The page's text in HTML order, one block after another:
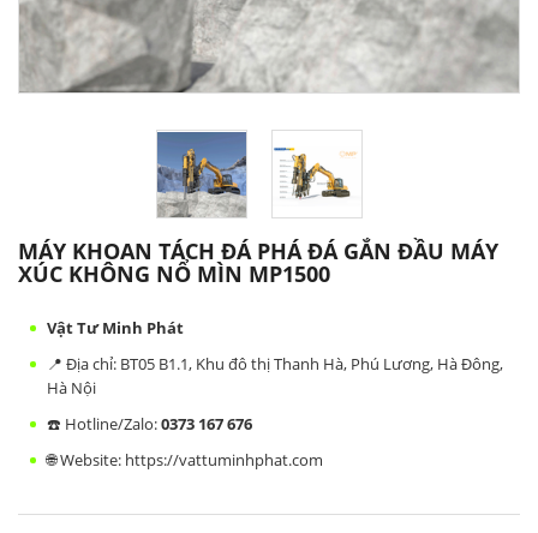
MÁY KHOAN TÁCH ĐÁ PHÁ ĐÁ GẮN ĐẦU MÁY
XÚC KHÔNG NỔ MÌN MP1500
Vật Tư Minh Phát
📍 Địa chỉ: BT05 B1.1, Khu đô thị Thanh Hà, Phú Lương, Hà Đông,
Hà Nội
☎️ Hotline/Zalo:0373 167 676
🌐 Website: https://vattuminhphat.com